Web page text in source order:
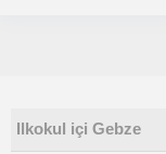
Ilkokul içi Gebze